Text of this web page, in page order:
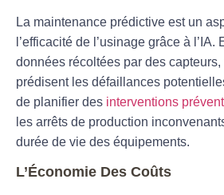
La maintenance prédictive est un
l’efficacité de l’usinage grâce à
données récoltées par des
prédisent les défaillances
de planifier des interventions
les arrêts de production
durée de vie des équipements.
L’Économie Des Coûts